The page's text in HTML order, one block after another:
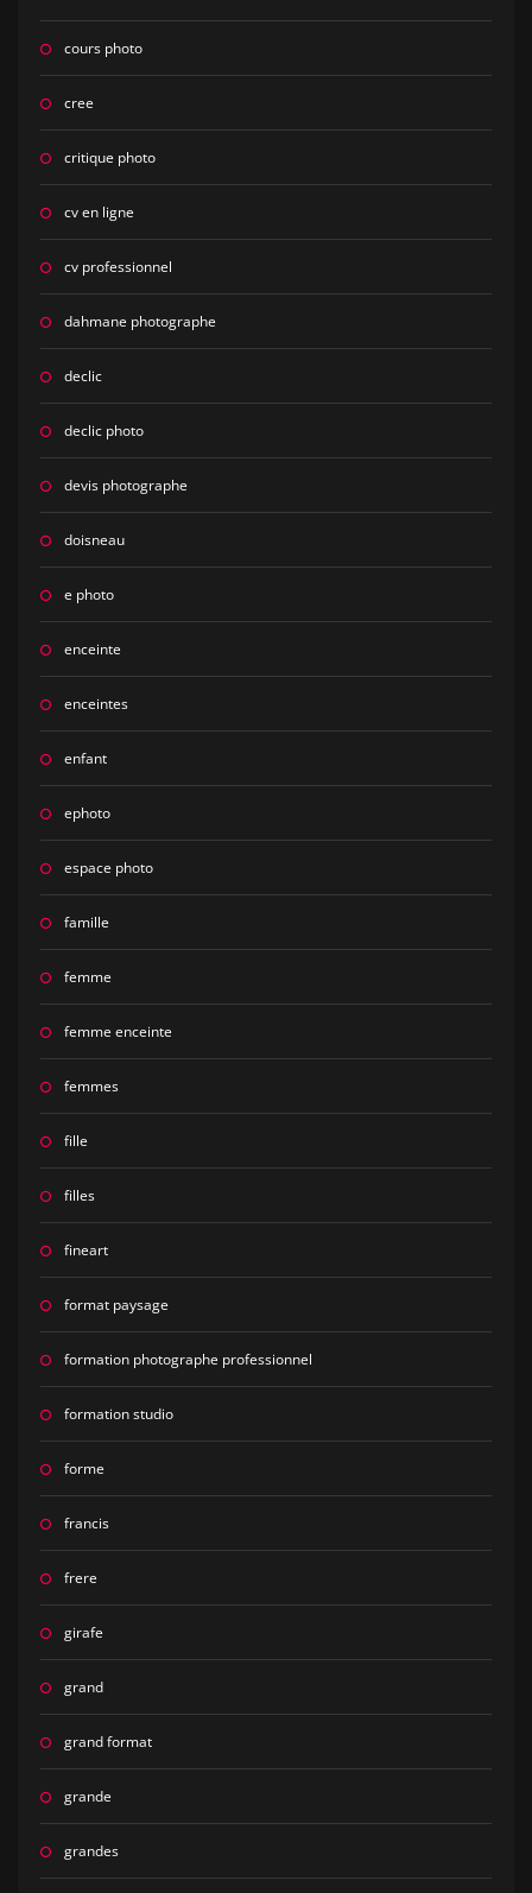
cours photo
cree
critique photo
cv en ligne
cv professionnel
dahmane photographe
declic
declic photo
devis photographe
doisneau
e photo
enceinte
enceintes
enfant
ephoto
espace photo
famille
femme
femme enceinte
femmes
fille
filles
fineart
format paysage
formation photographe professionnel
formation studio
forme
francis
frere
girafe
grand
grand format
grande
grandes